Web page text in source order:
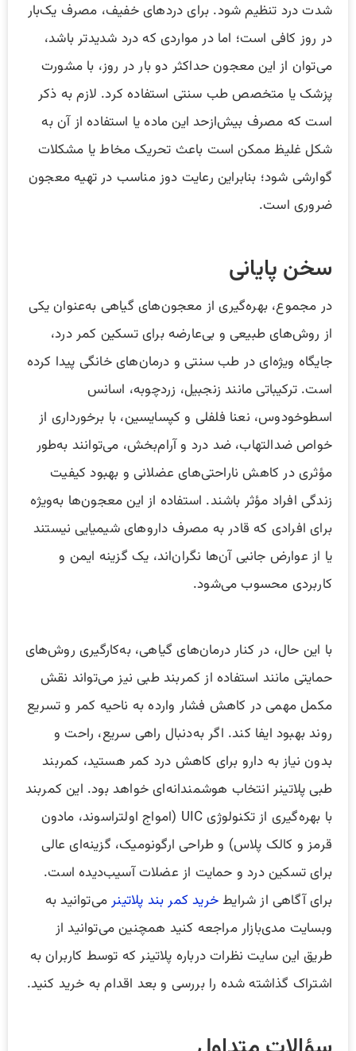
شدت درد تنظیم شود. برای دردهای خفیف، مصرف یک‌بار
در روز کافی است؛ اما در مواردی که درد شدیدتر باشد،
می‌توان از این معجون حداکثر دو بار در روز، با مشورت
پزشک یا متخصص طب سنتی استفاده کرد. لازم به ذکر
است که مصرف بیش‌ازحد این ماده یا استفاده از آن به
شکل غلیظ ممکن است باعث تحریک مخاط یا مشکلات
گوارشی شود؛ بنابراین رعایت دوز مناسب در تهیه معجون
ضروری است.
سخن پایانی
در مجموع، بهره‌گیری از معجون‌های گیاهی به‌عنوان یکی
از روش‌های طبیعی و بی‌عارضه برای تسکین کمر درد،
جایگاه ویژه‌ای در طب سنتی و درمان‌های خانگی پیدا کرده
است. ترکیباتی مانند زنجبیل، زردچوبه، اسانس
اسطوخودوس، نعنا فلفلی و کپسایسین، با برخورداری از
خواص ضدالتهاب، ضد درد و آرام‌بخش، می‌توانند به‌طور
مؤثری در کاهش ناراحتی‌های عضلانی و بهبود کیفیت
زندگی افراد مؤثر باشند. استفاده از این معجون‌ها به‌ویژه
برای افرادی که قادر به مصرف داروهای شیمیایی نیستند
یا از عوارض جانبی آن‌ها نگران‌اند، یک گزینه ایمن و
کاربردی محسوب می‌شود.
با این حال، در کنار درمان‌های گیاهی، به‌کارگیری روش‌های
حمایتی مانند استفاده از کمربند طبی نیز می‌تواند نقش
مکمل مهمی در کاهش فشار وارده به ناحیه کمر و تسریع
روند بهبود ایفا کند. اگر به‌دنبال راهی سریع، راحت و
بدون نیاز به دارو برای کاهش درد کمر هستید، کمربند
طبی پلاتینر انتخاب هوشمندانه‌ای خواهد بود. این کمربند
با بهره‌گیری از تکنولوژی UIC (امواج اولتراسوند، مادون
قرمز و کالک پلاس) و طراحی ارگونومیک، گزینه‌ای عالی
برای تسکین درد و حمایت از عضلات آسیب‌دیده است.
برای آگاهی از شرایطخرید کمر بند پلاتینرمی‌توانید به
وبسایت مدی‌بازار مراجعه کنید همچنین می‌توانید از
طریق این سایت نظرات درباره پلاتینر که توسط کاربران به
اشتراک گذاشته شده را بررسی و بعد اقدام به خرید کنید.